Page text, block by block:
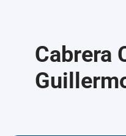
Cabrera